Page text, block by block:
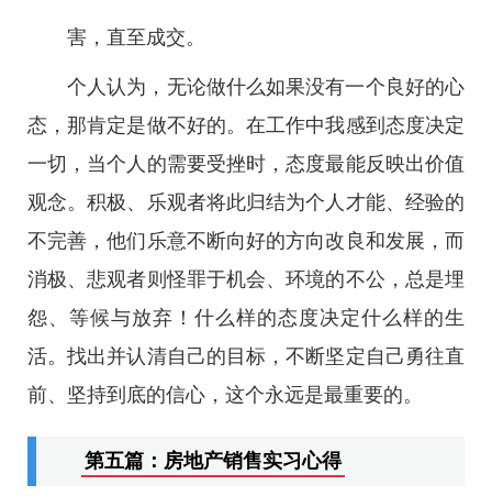
害，直至成交。
个人认为，无论做什么如果没有一个良好的心
态，那肯定是做不好的。在工作中我感到态度决定
一切，当个人的需要受挫时，态度最能反映出价值
观念。积极、乐观者将此归结为个人才能、经验的
不完善，他们乐意不断向好的方向改良和发展，而
消极、悲观者则怪罪于机会、环境的不公，总是埋
怨、等候与放弃！什么样的态度决定什么样的生
活。找出并认清自己的目标，不断坚定自己勇往直
前、坚持到底的信心，这个永远是最重要的。
第五篇：房地产销售实习心得